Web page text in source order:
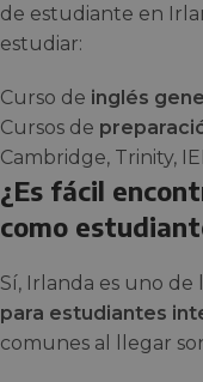
de estudiante en
estudiar:
Curso de inglés
Cursos de
Cambridge, Trinity,
¿Es fácil
como
Sí, Irlanda es uno de
para estudiantes
comunes al llegar